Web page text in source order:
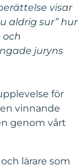
visar
aldrig sur” hur
och
juryns
för
vinnande
genom vårt
lärare som